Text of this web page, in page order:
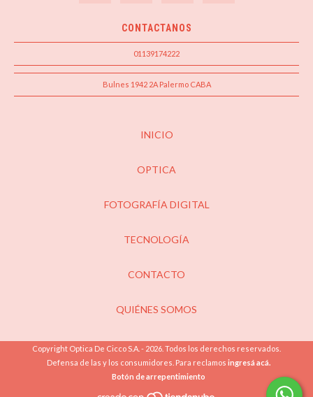
CONTACTANOS
01139174222
Bulnes 1942 2A Palermo CABA
INICIO
OPTICA
FOTOGRAFÍA DIGITAL
TECNOLOGÍA
CONTACTO
QUIÉNES SOMOS
Copyright Optica De Cicco S.A. - 2026. Todos los derechos reservados.
Defensa de las y los consumidores. Para reclamos ingresá acá.
Botón de arrepentimiento